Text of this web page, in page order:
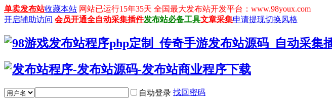
单卖发布站收藏本站 网站已运行15年35天 全国最大发布站开发平台：www.98youx.com
开启辅助访问 会员开通全自动采集插件发布站必备工具文章采集申请提现切换风格
自动登录 找回密码